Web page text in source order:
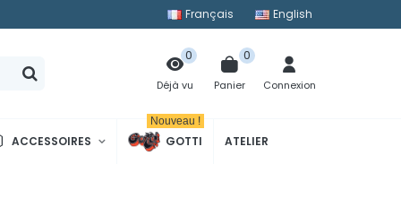
Français English
Déjà vu
0
Panier
0
Connexion
ACCESSOIRES GOTTI
Nouveau !
ATELIER